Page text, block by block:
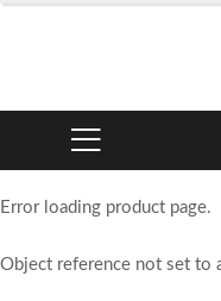
Error loading product page.
Object reference not set to